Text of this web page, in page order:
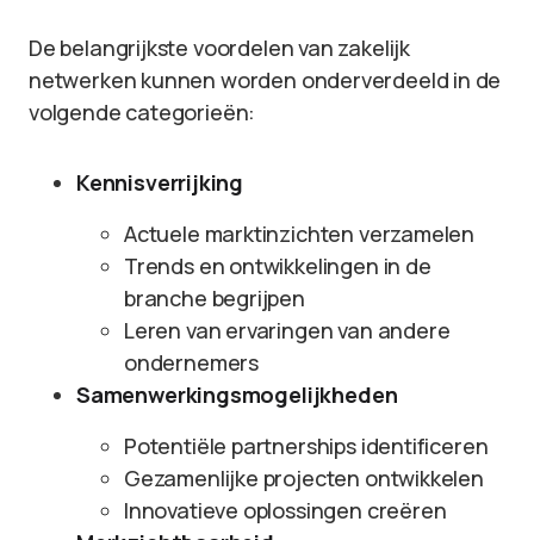
De belangrijkste voordelen van zakelijk
netwerken kunnen worden onderverdeeld in de
volgende categorieën:
Kennisverrijking
Actuele marktinzichten verzamelen
Trends en ontwikkelingen in de
branche begrijpen
Leren van ervaringen van andere
ondernemers
Samenwerkingsmogelijkheden
Potentiële partnerships identificeren
Gezamenlijke projecten ontwikkelen
Innovatieve oplossingen creëren